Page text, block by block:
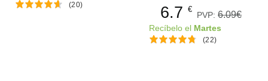
(20) 6.7 €
PVP: 6.09€
Recíbelo el Martes
(22)